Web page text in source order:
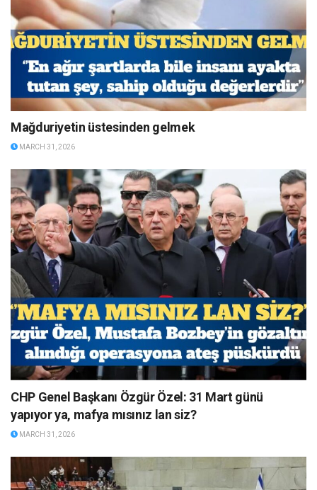
Mağduriyetin üstesinden gelmek
MARCH 31, 2026
CHP Genel Başkanı Özgür Özel: 31 Mart günü
yapıyor ya, mafya mısınız lan siz?
MARCH 31, 2026